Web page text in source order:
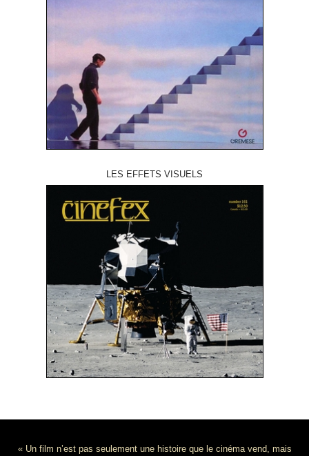
LES EFFETS VISUELS
« Un film n’est pas seulement une histoire que le cinéma vend, mais